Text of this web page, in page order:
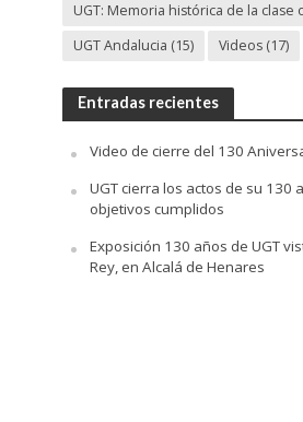
UGT: Memoria histórica de la clase
UGT Andalucia (15) Videos(17)
Entradas recientes
Video de cierre del 130
UGT cierra los actos de su 130
objetivos cumplidos
Exposición 130 años de UGT
Rey, en Alcalá de Henares